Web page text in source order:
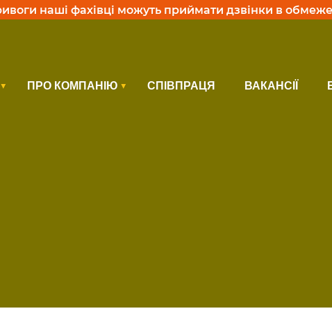
наші фахівці можуть приймати дзвінки в
ПРО КОМПАНІЮ СПІВПРАЦЯ ВАКАНСІЇ